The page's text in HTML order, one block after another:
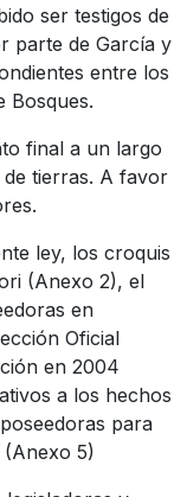
ser testigos de
parte de García y
entre los
Bosques.
final a un largo
tierras. A favor
ley, los croquis
(Anexo 2), el
en
Oficial
en 2004
a los hechos
para
(Anexo 5)